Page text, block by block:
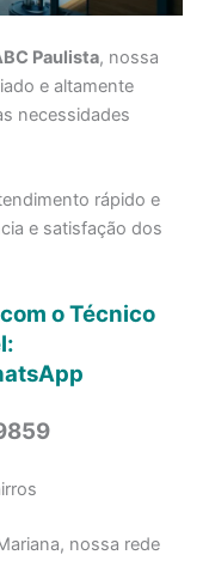
Paulista, nossa
e altamente
necessidades
rápido e
e satisfação dos
o Técnico
nossa rede